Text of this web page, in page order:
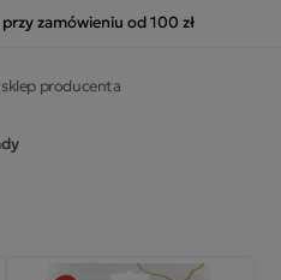
zamówieniu od 100 zł
producenta